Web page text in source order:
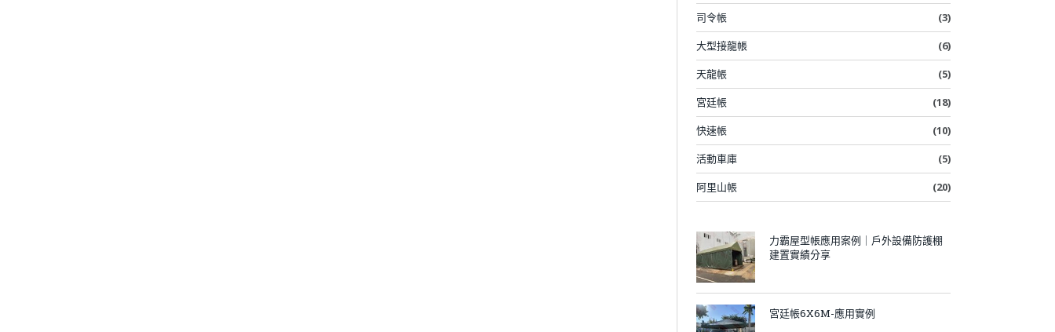
司令帳
(3)
大型接龍帳
(6)
天龍帳
(5)
宮廷帳
(18)
快速帳
(10)
活動車庫
(5)
阿里山帳
(20)
力霸屋型帳應用案例｜戶外設備防護棚
建置實績分享
宮廷帳6X6M-應用實例